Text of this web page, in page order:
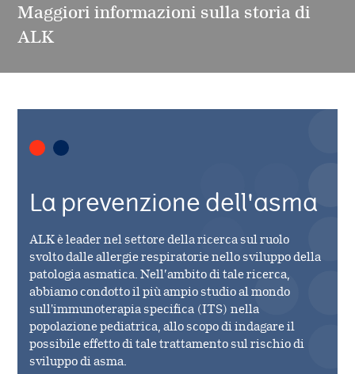
Maggiori informazioni sulla storia di
ALK
La prevenzione dell'asma
ALK è leader nel settore della ricerca sul ruolo
svolto dalle allergie respiratorie nello sviluppo della
patologia asmatica. Nell’ambito di tale ricerca,
abbiamo condotto il più ampio studio al mondo
sull'immunoterapia specifica (ITS) nella
popolazione pediatrica, allo scopo di indagare il
possibile effetto di tale trattamento sul rischio di
sviluppo di asma.